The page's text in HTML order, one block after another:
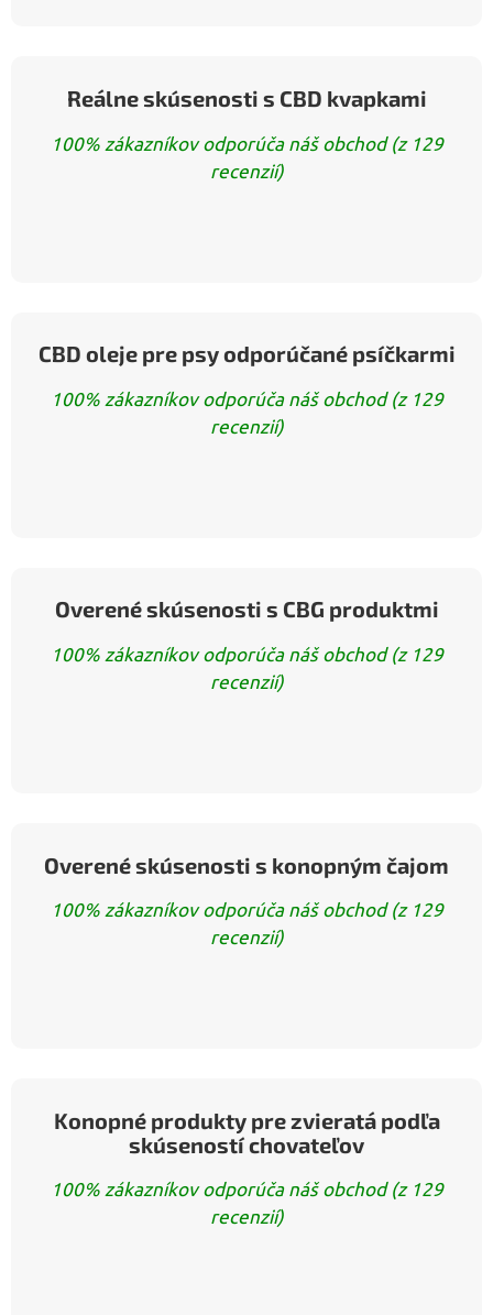
Reálne skúsenosti s CBD kvapkami
100% zákazníkov odporúča náš obchod (z 129
recenzií)
CBD oleje pre psy odporúčané psíčkarmi
100% zákazníkov odporúča náš obchod (z 129
recenzií)
Overené skúsenosti s CBG produktmi
100% zákazníkov odporúča náš obchod (z 129
recenzií)
Overené skúsenosti s konopným čajom
100% zákazníkov odporúča náš obchod (z 129
recenzií)
Konopné produkty pre zvieratá podľa
skúseností chovateľov
100% zákazníkov odporúča náš obchod (z 129
recenzií)